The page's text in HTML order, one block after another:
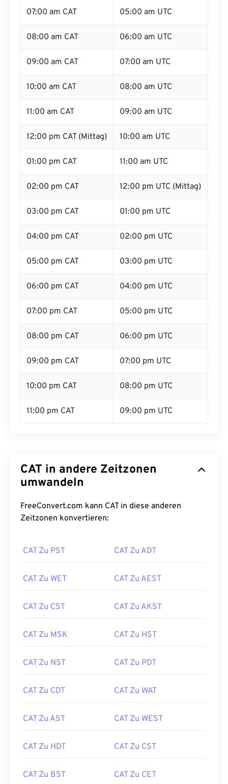
07:00 am CAT 05:00 am UTC
08:00 am CAT 06:00 am UTC
09:00 am CAT 07:00 am UTC
10:00 am CAT 08:00 am UTC
11:00 am CAT 09:00 am UTC
12:00 pm CAT (Mittag) 10:00 am UTC
01:00 pm CAT 11:00 am UTC
02:00 pm CAT 12:00 pm UTC (Mittag)
03:00 pm CAT 01:00 pm UTC
04:00 pm CAT 02:00 pm UTC
05:00 pm CAT 03:00 pm UTC
06:00 pm CAT 04:00 pm UTC
07:00 pm CAT 05:00 pm UTC
08:00 pm CAT 06:00 pm UTC
09:00 pm CAT 07:00 pm UTC
10:00 pm CAT 08:00 pm UTC
11:00 pm CAT 09:00 pm UTC
CAT in andere Zeitzonen
umwandeln
FreeConvert.com kann CAT in diese anderen
Zeitzonen konvertieren:
CAT Zu PST CAT Zu ADT
CAT Zu WET CAT Zu AEST
CAT Zu CST CAT Zu AKST
CAT Zu MSK CAT Zu HST
CAT Zu NST CAT Zu PDT
CAT Zu CDT CAT Zu WAT
CAT Zu AST CAT Zu WEST
CAT Zu HDT CAT Zu CST
CAT Zu BST CAT Zu CET